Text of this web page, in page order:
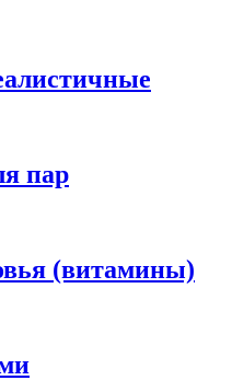
пар
(витамины)